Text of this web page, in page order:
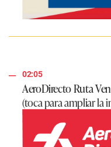
02:05
AeroDirecto Ruta
(toca para ampliar la